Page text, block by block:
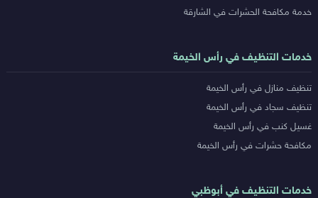
خدمة مكافحة الحشرات في الشارقة
خدمات التنظيف في رأس الخيمة
تنظيف منازل في رأس الخيمة
تنظيف سجاد في رأس الخيمة
غسيل كنب في رأس الخيمة
مكافحة حشرات في رأس الخيمة
خدمات التنظيف في أبوظبي